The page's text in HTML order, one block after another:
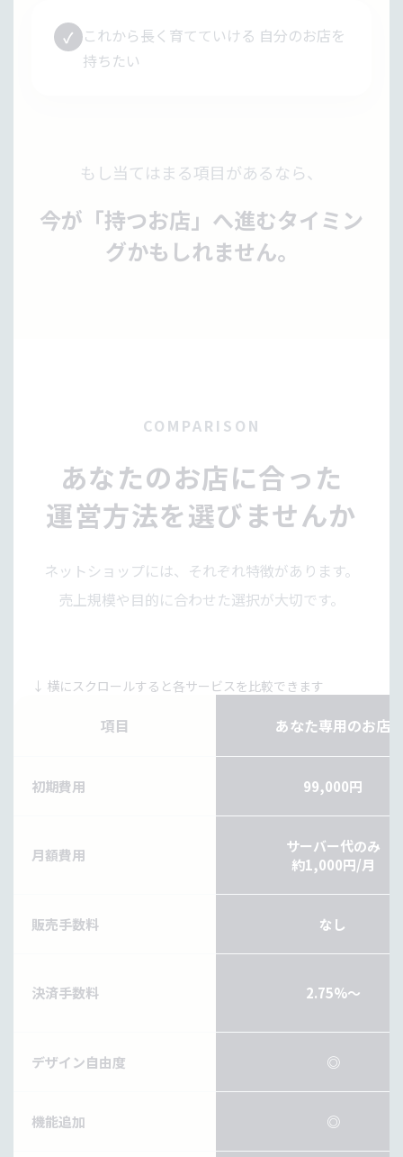
✓ これから長く育てていける 自分のお店を
持ちたい
もし当てはまる項目があるなら、
今が「持つお店」へ進むタイミン
グかもしれません。
COMPARISON
あなたのお店に合った
運営方法を選びませんか
ネットショップには、それぞれ特徴があります。
売上規模や目的に合わせた選択が大切です。
↓ 横にスクロールすると各サービスを比較できます
項目 あなた専用のお店
初期費用 99,000円
月額費用
サーバー代のみ
約1,000円/月
販売手数料 なし
決済手数料 2.75%～
デザイン自由度 ◎
機能追加 ◎